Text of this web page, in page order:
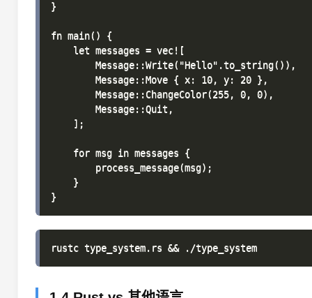
}
fn main() {
    let messages = vec![
        Message::Write("Hello".to_string()),
        Message::Move { x: 10, y: 20 },
        Message::ChangeColor(255, 0, 0),
        Message::Quit,
    ];
    for msg in messages {
        process_message(msg);
    }